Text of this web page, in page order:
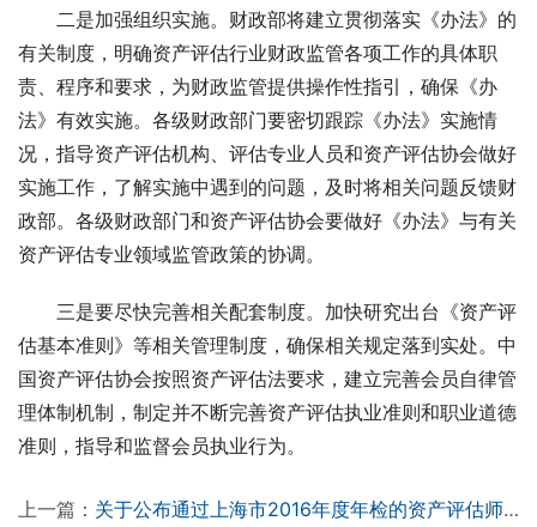
二是加强组织实施。财政部将建立贯彻落实《办法》的
有关制度，明确资产评估行业财政监管各项工作的具体职
责、程序和要求，为财政监管提供操作性指引，确保《办
法》有效实施。各级财政部门要密切跟踪《办法》实施情
况，指导资产评估机构、评估专业人员和资产评估协会做好
实施工作，了解实施中遇到的问题，及时将相关问题反馈财
政部。各级财政部门和资产评估协会要做好《办法》与有关
资产评估专业领域监管政策的协调。
三是要尽快完善相关配套制度。加快研究出台《资产评
估基本准则》等相关管理制度，确保相关规定落到实处。中
国资产评估协会按照资产评估法要求，建立完善会员自律管
理体制机制，制定并不断完善资产评估执业准则和职业道德
准则，指导和监督会员执业行为。
上一篇： 关于公布通过上海市2016年度年检的资产评估师和非评估师股东名单的通知